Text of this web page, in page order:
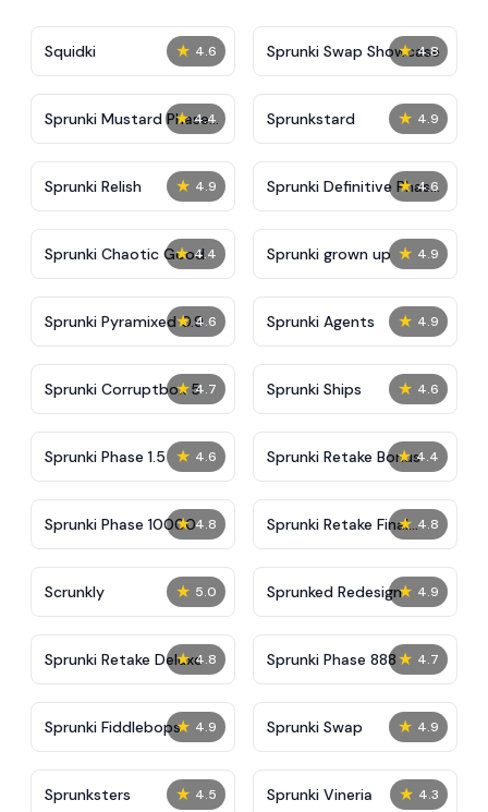
★ 4.6
Squidki ★ 4.8
Sprunki Swap Showcase
★ 4.4
Sprunki Mustard Phase
2
★ 4.9
Sprunkstard
★ 4.9
Sprunki Relish ★ 4.6
Sprunki Definitive Phase
7
★ 4.4
Sprunki Chaotic Good ★ 4.9
Sprunki grown up
★ 4.6
Sprunki Pyramixed 0.9 ★ 4.9
Sprunki Agents
★ 4.7
Sprunki Corruptbox 5 ★ 4.6
Sprunki Ships
★ 4.6
Sprunki Phase 1.5 ★ 4.4
Sprunki Retake Bonus
★ 4.8
Sprunki Phase 10000 ★ 4.8
Sprunki Retake Final
Update
★ 5.0
Scrunkly ★ 4.9
Sprunked Redesign
★ 4.8
Sprunki Retake Deluxe ★ 4.7
Sprunki Phase 888
★ 4.9
Sprunki Fiddlebops ★ 4.9
Sprunki Swap
★ 4.5
Sprunksters ★ 4.3
Sprunki Vineria